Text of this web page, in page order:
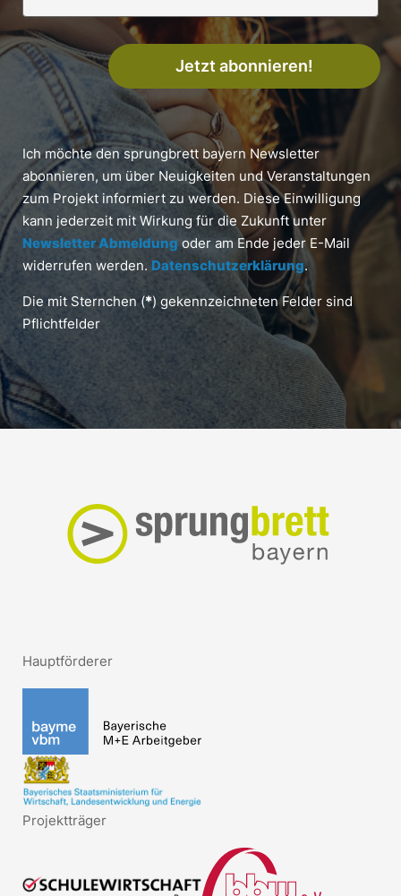
Jetzt abonnieren!
Ich möchte den sprungbrett bayern Newsletter
abonnieren, um über Neuigkeiten und Veranstaltungen
zum Projekt informiert zu werden. Diese Einwilligung
kann jederzeit mit Wirkung für die Zukunft unter
Newsletter Abmeldung oder am Ende jeder E-Mail
widerrufen werden. Datenschutzerklärung.
Die mit Sternchen (*) gekennzeichneten Felder sind
Pflichtfelder
Hauptförderer
Projektträger